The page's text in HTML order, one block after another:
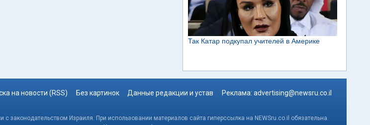
на новости (RSS) Без картинок Данные редакции и устав Реклама: advertising@newsru.co.il
законодательством Израиля. При использовании материалов сайта гиперссылка на NEWSru.co.il обязательна.